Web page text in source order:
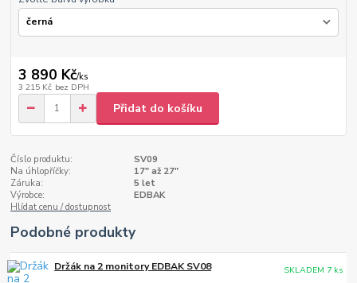
3 890 Kč/ks
3 215 Kč bez DPH
Přidat do košíku
Číslo produktu:
SV09
Na úhlopříčky:
17" až 27"
Záruka:
5 let
Výrobce:
EDBAK
Hlídat cenu / dostupnost
Podobné produkty
Držák na 2 monitory EDBAK SV08 SKLADEM 7 ks